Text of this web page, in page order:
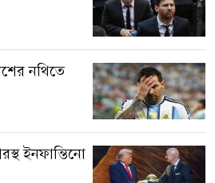
নথিতে
ইনফান্তিনো